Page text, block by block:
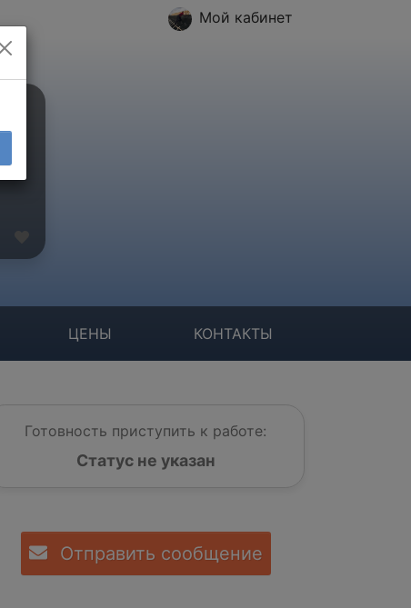
Мой кабинет
ЦЕНЫ КОНТАКТЫ
Готовность приступить к работе:
Статус не указан
Отправить сообщение